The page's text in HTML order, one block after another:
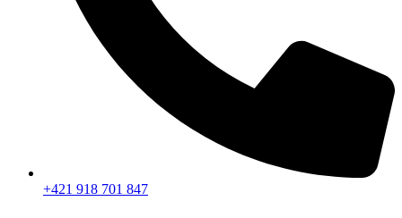
+421 918 701 847